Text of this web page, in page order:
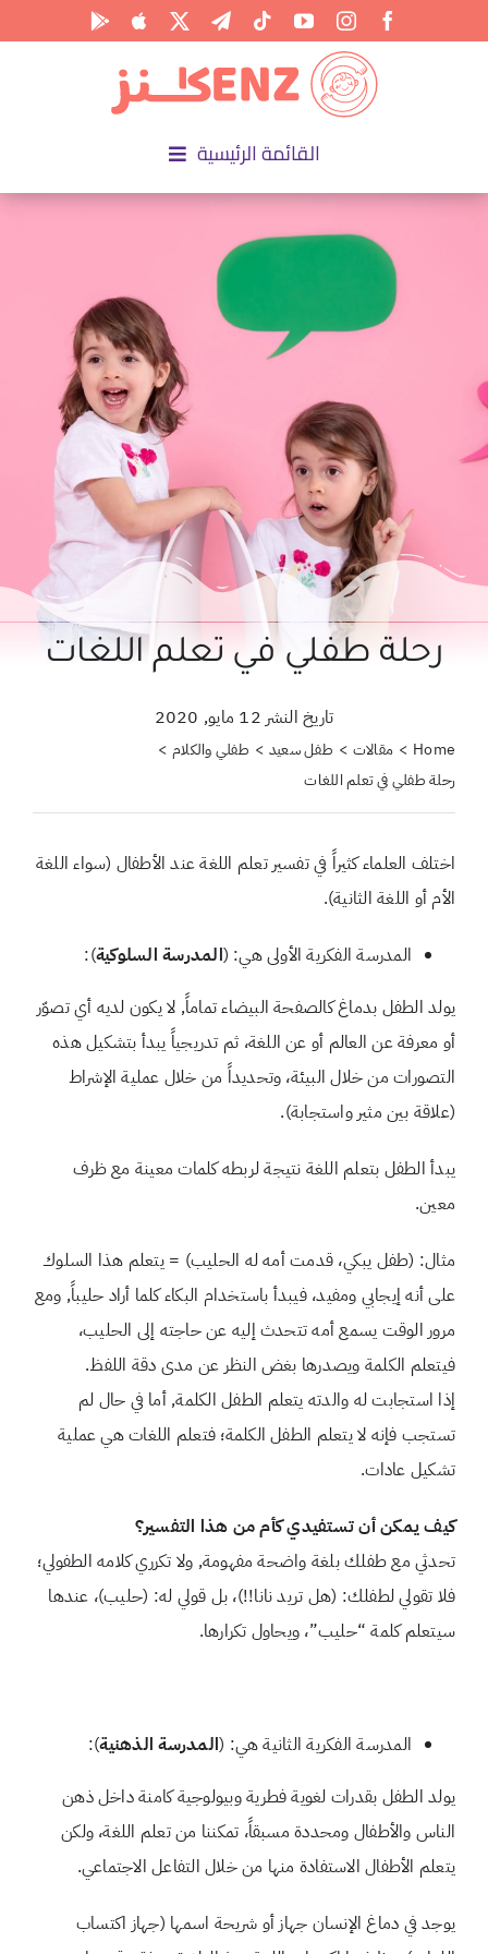
القائمة الرئيسية
الأنشطة
المقالات
حول علمتني كنز
احجزي استشارة
رحلة طفلي في تعلم اللغات
Home مقالات طفل سعيد
طفلي والكلام
رحلة طفلي في تعلم اللغات
تاريخ النشر 12 مايو, 2020
اختلف العلماء كثيراً في تفسير تعلم اللغة عند الأطفال (سواء اللغة
الأم أو اللغة الثانية).
المدرسة الفكرية الأولى هي: (المدرسة السلوكية):
يولد الطفل بدماغ كالصفحة البيضاء تماماً, لا يكون لديه أي تصوّر
أو معرفة عن العالم أو عن اللغة، ثم تدريجياً يبدأ بتشكيل هذه
التصورات من خلال البيئة، وتحديداً من خلال عملية الإشراط
(علاقة بين مثير واستجابة).
يبدأ الطفل بتعلم اللغة نتيجة لربطه كلمات معينة مع ظرف
معين.
مثال: (طفل يبكي، قدمت أمه له الحليب) = يتعلم هذا السلوك
على أنه إيجابي ومفيد، فيبدأ باستخدام البكاء كلما أراد حليباً, ومع
مرور الوقت يسمع أمه تتحدث إليه عن حاجته إلى الحليب،
فيتعلم الكلمة ويصدرها بغض النظر عن مدى دقة اللفظ.
إذا استجابت له والدته يتعلم الطفل الكلمة, أما في حال لم
تستجب فإنه لا يتعلم الطفل الكلمة؛ فتعلم اللغات هي عملية
تشكيل عادات.
كيف يمكن أن تستفيدي كأم من هذا التفسير؟
تحدثي مع طفلك بلغة واضحة مفهومة, ولا تكرري كلامه الطفولي؛
فلا تقولي لطفلك: (هل تريد نانا!!)، بل قولي له: (حليب)، عندها
سيتعلم كلمة “حليب”، ويحاول تكرارها.
المدرسة الفكرية الثانية هي: (المدرسة الذهنية):
يولد الطفل بقدرات لغوية فطرية وبيولوجية كامنة داخل ذهن
الناس والأطفال ومحددة مسبقاً، تمكننا من تعلم اللغة، ولكن
يتعلم الأطفال الاستفادة منها من خلال التفاعل الاجتماعي.
يوجد في دماغ الإنسان جهاز أو شريحة اسمها (جهاز اكتساب